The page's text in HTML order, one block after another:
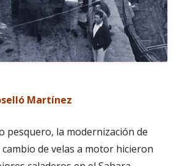
Martínez
pesquero, la modernización de
de velas a motor hicieron